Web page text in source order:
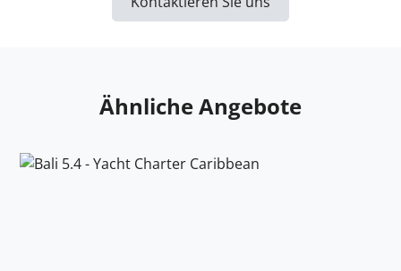
Ähnliche Angebote